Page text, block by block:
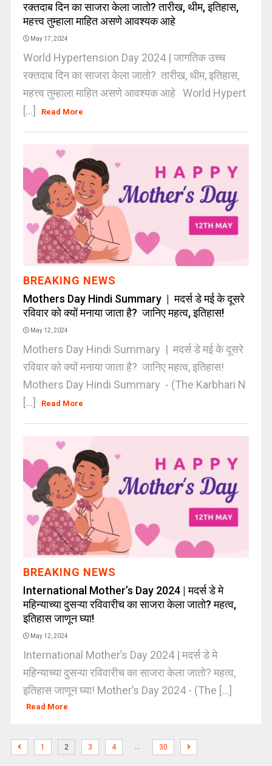
रक्तदाब दिन का साजरा केला जातो? तारीख, थीम, इतिहास,
महत्त्व तुम्हाला माहित असणे आवश्यक आहे
May 17, 2024
World Hypertension Day 2024 | जागतिक उच्च
रक्तदाब दिन का साजरा केला जातो? तारीख, थीम, इतिहास,
महत्त्व तुम्हाला माहित असणे आवश्यक आहे World Hypert
[...]
Read More
BREAKING NEWS
Mothers Day Hindi Summary | मदर्स डे मई के दूसरे
रविवार को क्यों मनाया जाता है? जानिए महत्व, इतिहास!
May 12, 2024
Mothers Day Hindi Summary | मदर्स डे मई के दूसरे
रविवार को क्यों मनाया जाता है? जानिए महत्व, इतिहास!
Mothers Day Hindi Summary - (The Karbhari N
[...]
Read More
BREAKING NEWS
International Mother’s Day 2024 | मदर्स डे मे
महिन्याच्या दुसऱ्या रविवारीच का साजरा केला जातो? महत्व,
इतिहास जाणून घ्या!
May 12, 2024
International Mother’s Day 2024 | मदर्स डे मे
महिन्याच्या दुसऱ्या रविवारीच का साजरा केला जातो? महत्व,
इतिहास जाणून घ्या! Mother’s Day 2024 - (The [...]
Read More
1 2 3 4 … 30